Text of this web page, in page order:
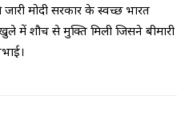
मोदी सरकार के स्वच्छ भारत
शौच से मुक्ति मिली जिसने बीमारी